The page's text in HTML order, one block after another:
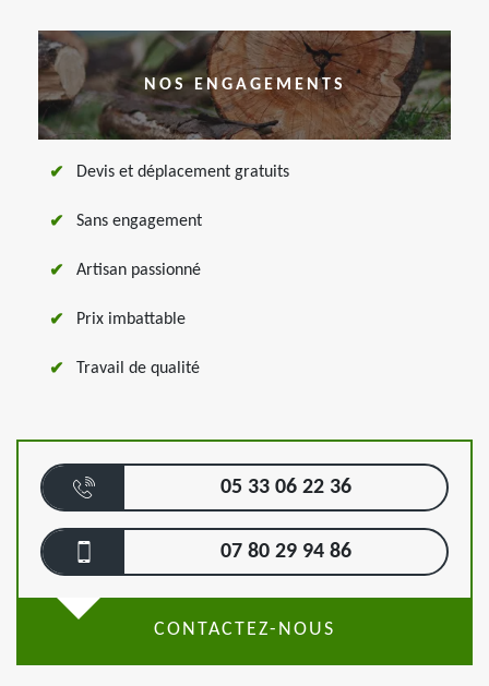
NOS ENGAGEMENTS
Devis et déplacement gratuits
Sans engagement
Artisan passionné
Prix imbattable
Travail de qualité
05 33 06 22 36
07 80 29 94 86
CONTACTEZ-NOUS